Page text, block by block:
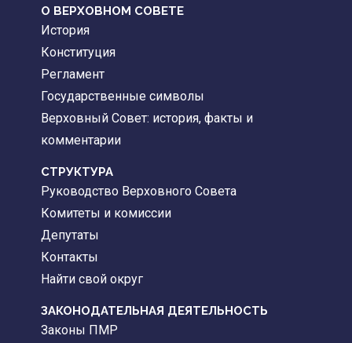
О ВЕРХОВНОМ СОВЕТЕ
История
Конституция
Регламент
Государственные символы
Верховный Совет: история, факты и
комментарии
CТРУКТУРА
Руководство Верховного Совета
Комитеты и комиссии
Депутаты
Контакты
Найти свой округ
ЗАКОНОДАТЕЛЬНАЯ ДЕЯТЕЛЬНОСТЬ
Законы ПМР